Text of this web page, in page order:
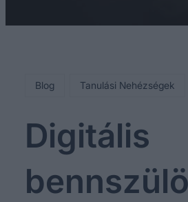
Blog Tanulási Nehézségek
Digitális